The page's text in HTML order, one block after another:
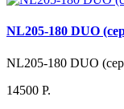
NL205-180 DUO
NL205-180 DUO
14500 P.